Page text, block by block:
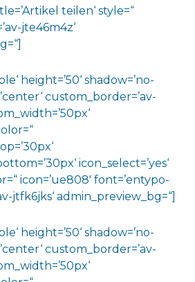
teilen‘ style=“
jte46m4z‘
height=’50‘ shadow=’no-
custom_border=’av-
icon_select=’yes‘
icon=’ue808′ font=’entypo-
jtfk6jks‘ admin_preview_bg=“]
height=’50‘ shadow=’no-
custom_border=’av-